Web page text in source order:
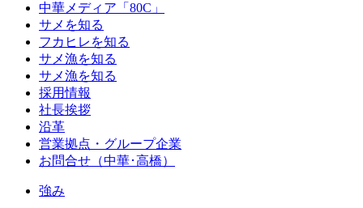
中華メディア「80C」
サメを知る
フカヒレを知る
サメ漁を知る
サメ漁を知る
採用情報
社長挨拶
沿革
営業拠点・グループ企業
お問合せ（中華･高橋）
強み